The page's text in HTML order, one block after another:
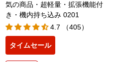
気の商品・超軽量・拡張機能付
き・機内持ち込み 0201
4.7 （405）
タイムセール